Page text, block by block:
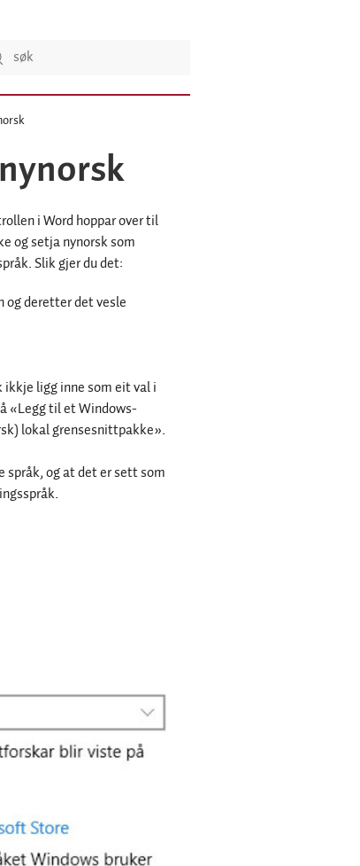
i Word hoppar over til
og setja nynorsk som
Slik gjer du det:
og deretter det vesle
ikkje ligg inne som eit val i
«Legg til et Windows-
lokal grensesnittpakke».
og at det er sett som